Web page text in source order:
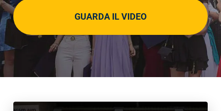
GUARDA IL VIDEO